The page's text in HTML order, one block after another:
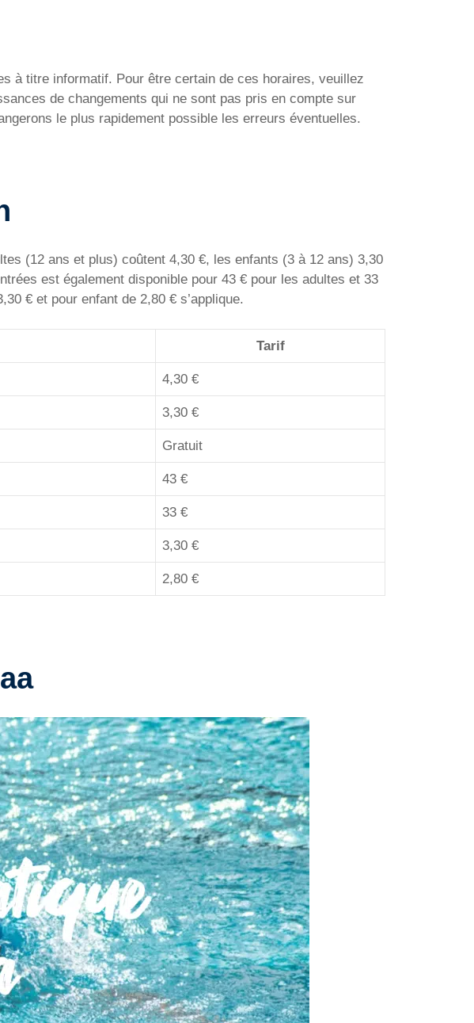
à titre informatif. Pour être certain de ces horaires, veuillez
de changements qui ne sont pas pris en compte sur
le plus rapidement possible les erreurs éventuelles.
(12 ans et plus) coûtent 4,30 €, les enfants (3 à 12 ans) 3,30
est également disponible pour 43 € pour les adultes et 33
€ et pour enfant de 2,80 € s’applique.
Tarif
4,30 €
3,30 €
Gratuit
43 €
33 €
3,30 €
2,80 €